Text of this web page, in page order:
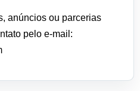
anúncios ou parcerias
pelo e-mail: